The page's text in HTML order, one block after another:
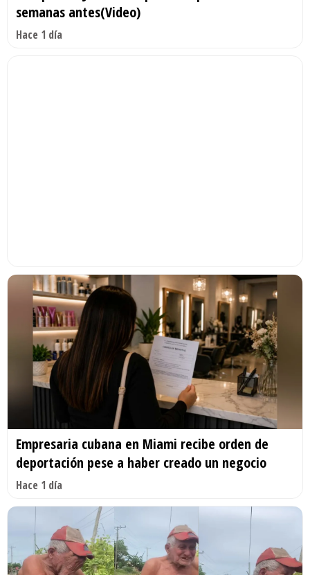
semanas antes(Video)
Hace 1 día
Empresaria cubana en Miami recibe orden de
deportación pese a haber creado un negocio
Hace 1 día